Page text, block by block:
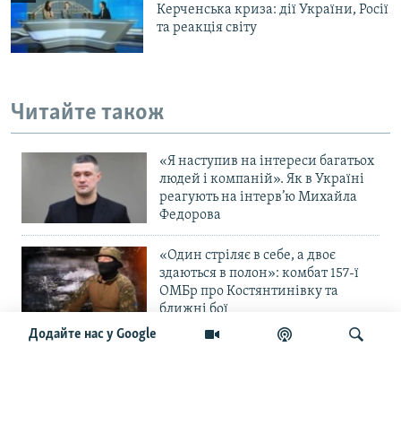
Додайте нас у Google
Керченська криза: дії України, Росії
та реакція світу
Читайте також
«Я наступив на інтереси багатьох
людей і компаній». Як в Україні
реагують на інтерв’ю Михайла
Федорова
«Один стріляє в себе, а двоє
здаються в полон»: комбат 157-ї
ОМБр про Костянтинівку та
ближні бої